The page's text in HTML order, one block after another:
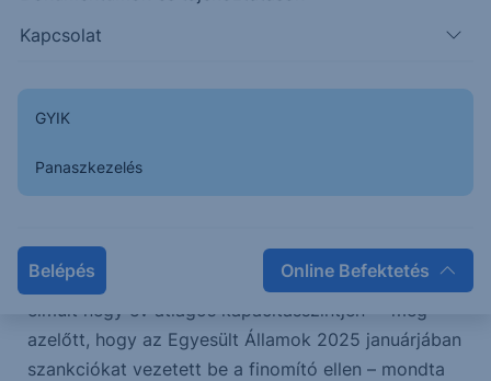
Kapcsolat
GYIK
Panaszkezelés
Belépés Online Befektetés
A közel 30%-os kisebbségi tulajdonrésszel
további 5%-kal tervezi növelni, az után, hogy a MOL
szerződést a vállalat 56,15%-os többségi
részesedésére vonatkozóan.
„A magyar fél vállalta, hogy a finomító a
korábbiakhoz hasonlóan működik majd, legalább az
elmúlt négy év átlagos kapacitásszintjén” – még
azelőtt, hogy az Egyesült Államok 2025 januárjában
szankciókat vezetett be a finomító ellen – mondta